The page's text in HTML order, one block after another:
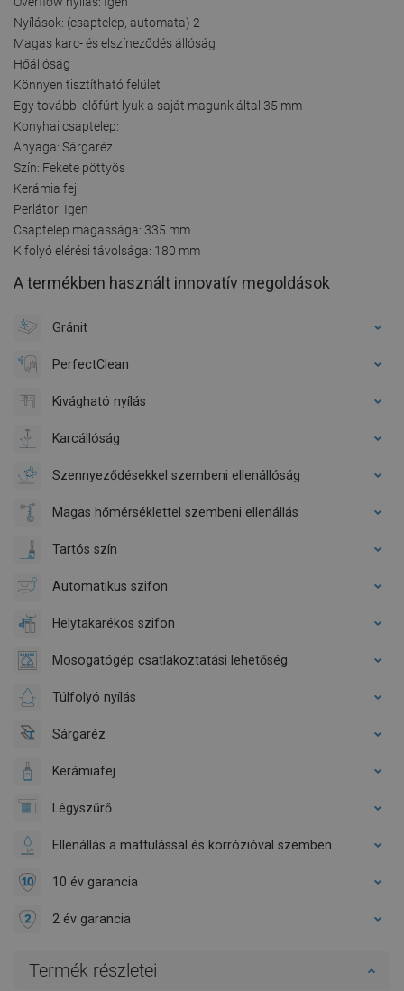
Nyílások: (csaptelep, automata) 2
Magas karc- és elszíneződés állóság
Hőállóság
Könnyen tisztítható felület
Egy további előfúrt lyuk a saját magunk által 35 mm
Konyhai csaptelep:
Anyaga: Sárgaréz
Szín: Fekete pöttyös
Kerámia fej
Perlátor: Igen
Csaptelep magassága: 335 mm
Kifolyó elérési távolsága: 180 mm
A termékben használt innovatív megoldások
Gránit
PerfectClean
Kivágható nyílás
Karcállóság
Szennyeződésekkel szembeni ellenállóság
Magas hőmérséklettel szembeni ellenállás
Tartós szín
Automatikus szifon
Helytakarékos szifon
Mosogatógép csatlakoztatási lehetőség
Túlfolyó nyílás
Sárgaréz
Kerámiafej
Légyszűrő
Ellenállás a mattulással és korrózióval szemben
10 év garancia
2 év garancia
Termék részletei